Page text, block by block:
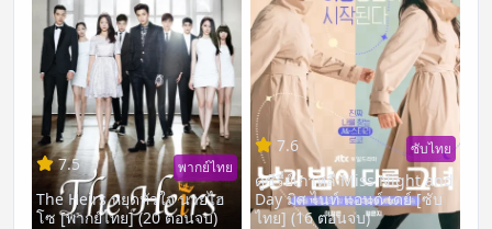
7.5 พากย์ไทย
The Heirs หยุดหัวใจ นายไฮ
โซ [พากย์ไทย] (20 ตอนจบ)
7.6 ซับไทย
ดูซีรี่ย์เกาหลี Miss Night and
Day มิส ไนท์ แอนด์ เดย์ [ซับ
ไทย] (16 ตอนจบ)